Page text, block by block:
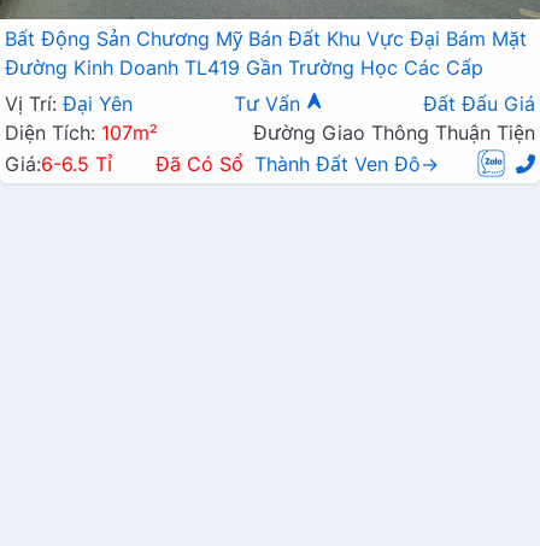
Bất Động Sản Chương Mỹ Bán Đất Khu Vực Đại Bám Mặt
Đường Kinh Doanh TL419 Gần Trường Học Các Cấp
Vị Trí: Đại Yên Tư Vấn
Đất Đấu Giá
Diện Tích: 107m²
Đường Giao Thông Thuận Tiện
Giá:6-6.5 Tỉ Đã Có Sổ Thành Đất Ven Đô→